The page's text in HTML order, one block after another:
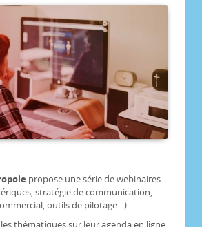
propose une série de webinaires
stratégie de communication,
outils de pilotage…).
thématiques sur leur agenda en ligne